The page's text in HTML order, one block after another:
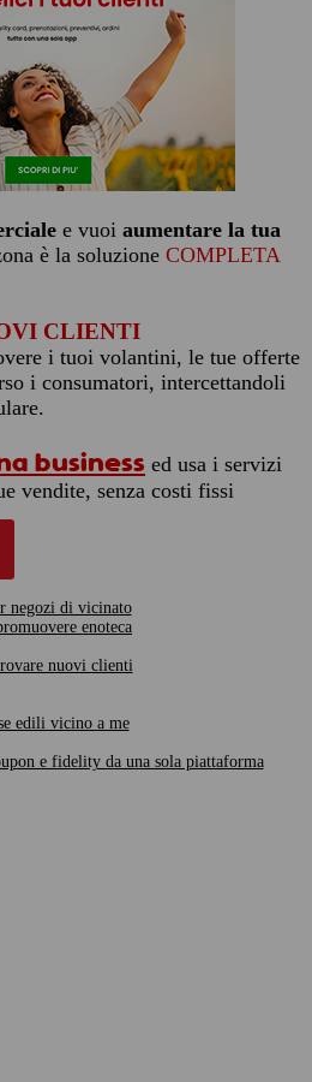
e vuoi aumentare la tua
è la soluzione COMPLETA
CLIENTI
i tuoi volantini, le tue offerte
i consumatori, intercettandoli
business ed usa i servizi
vendite, senza costi fissi
negozi di vicinato
enoteca
nuovi clienti
edili vicino a me
e fidelity da una sola piattaforma